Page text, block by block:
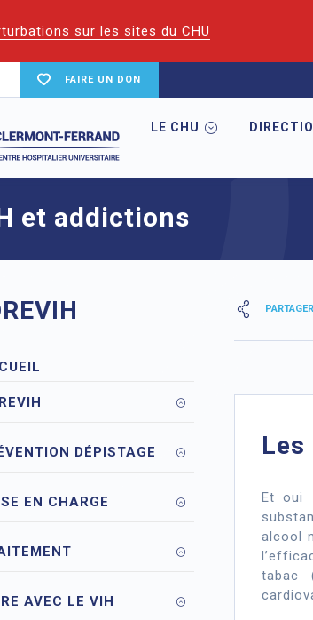
sur les sites du CHU
FAIRE UN DON
LE CHU
CoReSS Auvergne Loire VIH et addictions
et addictions
DÉPISTAGE
EN CHARGE
AVEC LE VIH
PARTAGER
Les
Et oui
alcool
tabac